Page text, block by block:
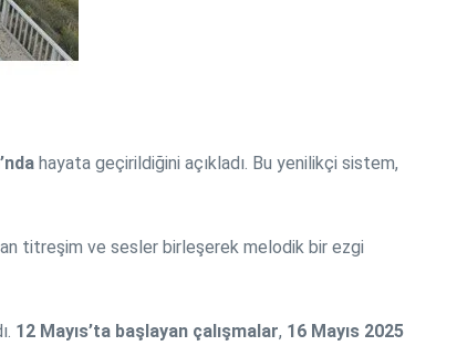
hayata geçirildiğini açıkladı. Bu yenilikçi sistem,
titreşim ve sesler birleşerek melodik bir ezgi
12 Mayıs’ta başlayan çalışmalar, 16 Mayıs 2025